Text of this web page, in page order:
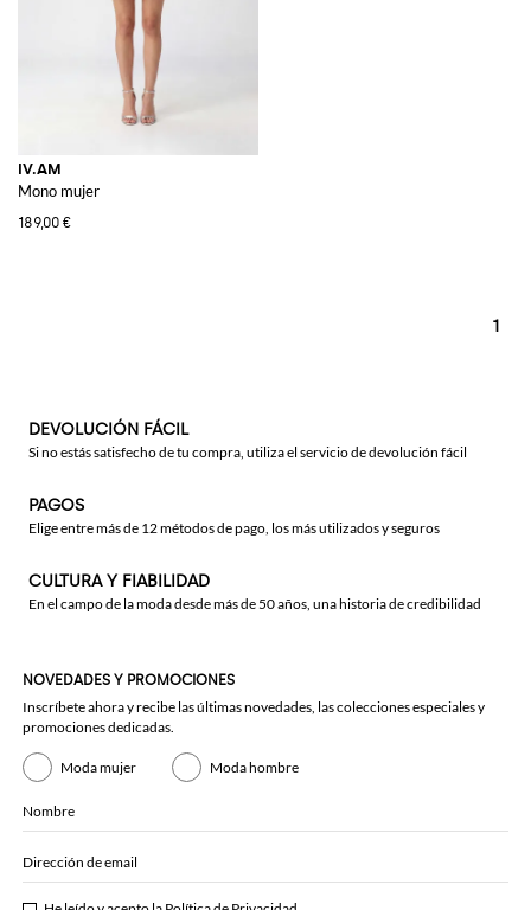
IV.AM
Mono mujer
189,00 €
1
DEVOLUCIÓN FÁCIL
Si no estás satisfecho de tu compra, utiliza el servicio de devolución fácil
PAGOS
Elige entre más de 12 métodos de pago, los más utilizados y seguros
CULTURA Y FIABILIDAD
En el campo de la moda desde más de 50 años, una historia de credibilidad
NOVEDADES Y PROMOCIONES
Inscríbete ahora y recibe las últimas novedades, las colecciones especiales y
promociones dedicadas.
Moda mujer Moda hombre
Nombre
Dirección de email